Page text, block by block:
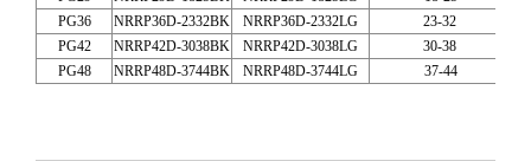
PG36
NRRP36D-2332BK NRRP36D-2332LG
23-32
PG42
NRRP42D-3038BK NRRP42D-3038LG
30-38
PG48
NRRP48D-3744BK NRRP48D-3744LG 37-44